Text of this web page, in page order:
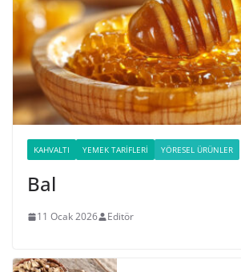
KAHVALTI YEMEK TARIFLERI YÖRESEL ÜRÜNLER
Bal
11 Ocak 2026 Editör